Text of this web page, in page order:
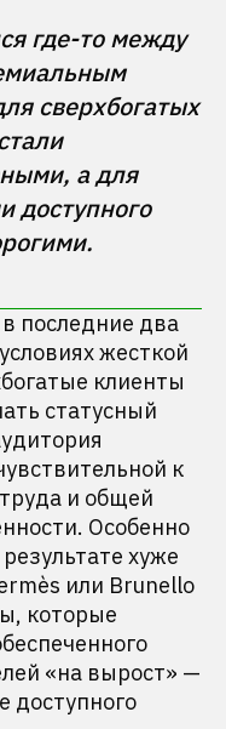
где-то между
сверхбогатых
а для
доступного
последние два
жесткой
клиенты
статусный
к
и общей
Особенно
хуже
или Brunello
которые
«на вырост» —
доступного